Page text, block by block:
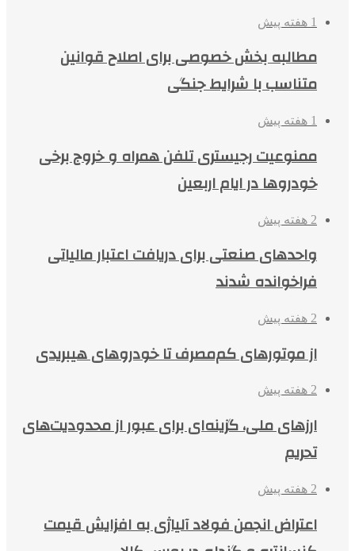
1 هفته پیش
مطالبه بخش خصوصی برای اصلاح قوانین
متناسب با شرایط جنگی
1 هفته پیش
ممنوعیت رجیستری تلفن همراه و خروج برخی
خودروها در ایام اربعین
2 هفته پیش
واحدهای صنعتی برای دریافت اعتبار مالیاتی
فراخوانده شدند
2 هفته پیش
از موتورهای کم‌مصرف تا خودروهای هیبریدی
2 هفته پیش
ارزهای ملی، گزینه‌ای برای عبور از محدودیت‌های
تحریم
2 هفته پیش
اعتراض انجمن فولاد آلیاژی به افزایش قیمت